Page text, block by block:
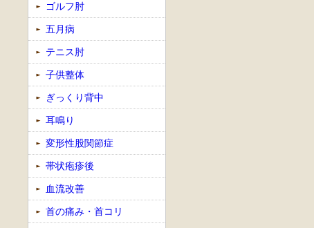
ゴルフ肘
五月病
テニス肘
子供整体
ぎっくり背中
耳鳴り
変形性股関節症
帯状疱疹後
血流改善
首の痛み・首コリ